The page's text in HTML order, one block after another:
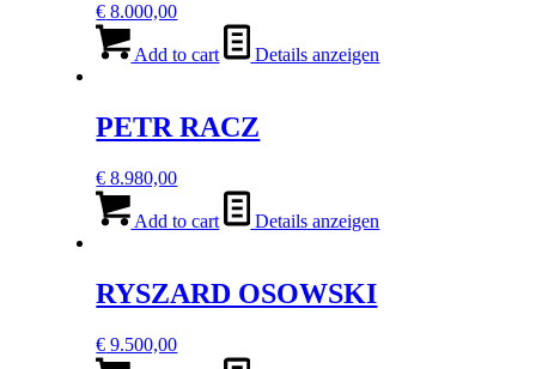
€ 8.000,00
Add to cart Details anzeigen
PETR RACZ
€ 8.980,00
Add to cart Details anzeigen
RYSZARD OSOWSKI
€ 9.500,00